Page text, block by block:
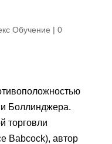
Обучение | 0
Боллинджера.
торговли
Babcock), автор